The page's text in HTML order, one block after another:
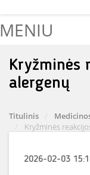
MENIU
Kryžminės
alergenų
Titulinis
Kryžminės
2026-02-03